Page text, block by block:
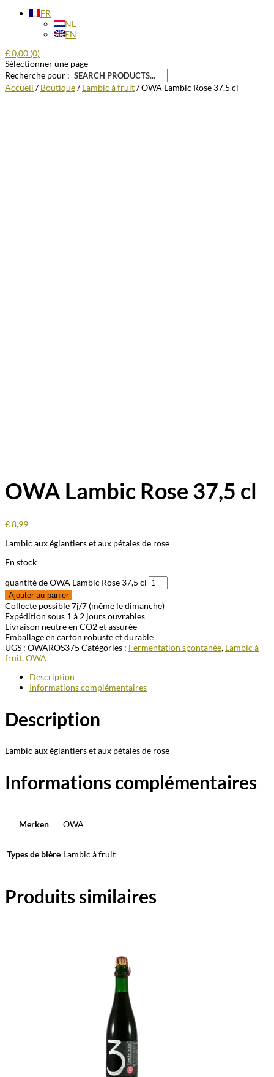
FR
NL
EN
€0,00 (0)
Sélectionner une page
Recherche pour :
Accueil /Boutique/Lambic à fruit/ OWA Lambic Rose 37,5 cl
OWA Lambic Rose 37,5 cl
€8,99
Lambic aux églantiers et aux pétales de rose
En stock
quantité de OWA Lambic Rose 37,5 cl
Ajouter au panier
Collecte possible 7j/7 (même le dimanche)
Expédition sous 1 à 2 jours ouvrables
Livraison neutre en CO2 et assurée
Emballage en carton robuste et durable
UGS : OWAROS375 Catégories : Fermentation spontanée, Lambic à
fruit,OWA
Description
Informations complémentaires
Description
Lambic aux églantiers et aux pétales de rose
Informations complémentaires
Merken OWA
Types de bière Lambic à fruit
Produits similaires